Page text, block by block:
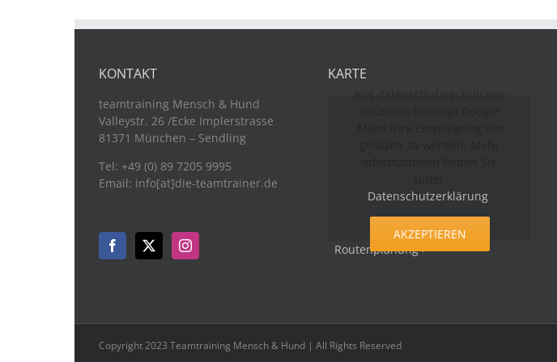
KONTAKT
teamtraining Mensch & Hund
Valleystr. 26 /Ecke Implerstrasse
81371 München – Sendling
Tel: +49 (0) 89 7205 9995
Email: info[at]die-teamtrainer.de
KARTE
Datenschutzerklärung
AKZEPTIEREN
Routenplanung >
Copyright 2023 Teamtraining Mensch & Hund | All Rights Reserved